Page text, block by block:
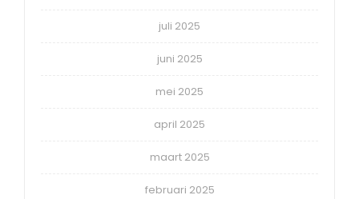
juli 2025
juni 2025
mei 2025
april 2025
maart 2025
februari 2025